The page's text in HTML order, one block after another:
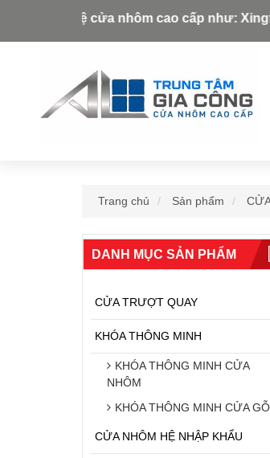
cửa nhôm cao cấp như: Xingfa,
Trang chủ Sản phẩm
DANH MỤC SẢN PHẨM
CỬA TRƯỢT QUAY
KHÓA THÔNG MINH
KHÓA THÔNG MINH CỬA
NHÔM
KHÓA THÔNG MINH CỬA GỖ
CỬA NHÔM HỆ NHẬP KHẨU